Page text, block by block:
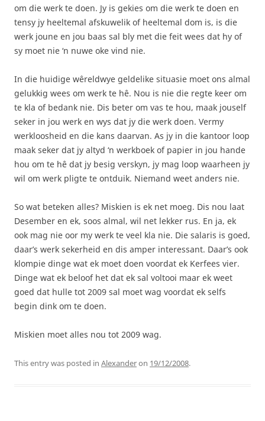
om die werk te doen. Jy is gekies om die werk te doen en
tensy jy heeltemal afskuwelik of heeltemal dom is, is die
werk joune en jou baas sal bly met die feit wees dat hy of
sy moet nie ‘n nuwe oke vind nie.
In die huidige wêreldwye geldelike situasie moet ons almal
gelukkig wees om werk te hê. Nou is nie die regte keer om
te kla of bedank nie. Dis beter om vas te hou, maak jouself
seker in jou werk en wys dat jy die werk doen. Vermy
werkloosheid en die kans daarvan. As jy in die kantoor loop
maak seker dat jy altyd ‘n werkboek of papier in jou hande
hou om te hê dat jy besig verskyn, jy mag loop waarheen jy
wil om werk pligte te ontduik. Niemand weet anders nie.
So wat beteken alles? Miskien is ek net moeg. Dis nou laat
Desember en ek, soos almal, wil net lekker rus. En ja, ek
ook mag nie oor my werk te veel kla nie. Die salaris is goed,
daar’s werk sekerheid en dis amper interessant. Daar’s ook
klompie dinge wat ek moet doen voordat ek Kerfees vier.
Dinge wat ek beloof het dat ek sal voltooi maar ek weet
goed dat hulle tot 2009 sal moet wag voordat ek selfs
begin dink om te doen.
Miskien moet alles nou tot 2009 wag.
This entry was posted in Alexanderon 19/12/2008.